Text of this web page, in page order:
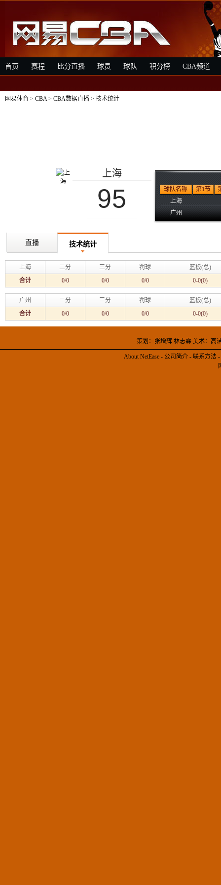
首页 赛程 比分直播 球员 球队 积分榜 CBA频道
网易体育 > CBA> CBA数据直播 > 技术统计
上海
95 球队名称 第1节
上海
广州
直播 技术统计
上海 二分 三分 罚球
篮板(总)
合计
0/0 0/0 0/0 0-0(0)
广州 二分 三分 罚球
篮板(总)
合计
0/0 0/0 0/0 0-0(0)
策划：张增辉 林志霖 美术：
About NetEase - 公司简介 - 联系方法 -